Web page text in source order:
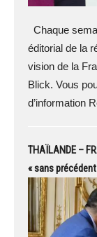
Chaque
éditorial de la
vision de la
Blick. Vous
d’information
THAÏLANDE –
« sans